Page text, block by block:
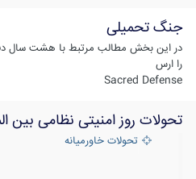
جنگ تحمیلی
در این بخش مطالب مرتبط با هشت سال
را ارس
Sacred Defense
تحولات روز امنیتی نظامی بین
تحولات خاورمیانه